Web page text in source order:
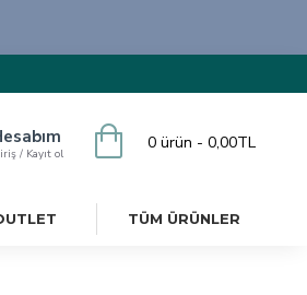
/ Kayıt ol
0 ürün - 0,00TL
TÜM ÜRÜNLER